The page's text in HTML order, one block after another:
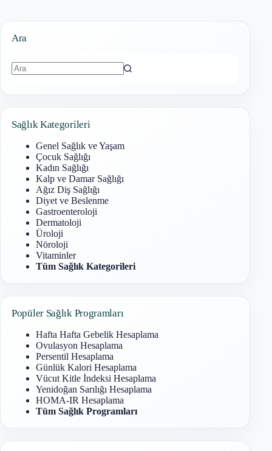
Ara
Sağlık Kategorileri
Genel Sağlık ve Yaşam
Çocuk Sağlığı
Kadın Sağlığı
Kalp ve Damar Sağlığı
Ağız Diş Sağlığı
Diyet ve Beslenme
Gastroenteroloji
Dermatoloji
Üroloji
Nöroloji
Vitaminler
Tüm Sağlık Kategorileri
Popüler Sağlık Programları
Hafta Hafta Gebelik Hesaplama
Ovulasyon Hesaplama
Persentil Hesaplama
Günlük Kalori Hesaplama
Vücut Kitle İndeksi Hesaplama
Yenidoğan Sarılığı Hesaplama
HOMA-IR Hesaplama
Tüm Sağlık Programları